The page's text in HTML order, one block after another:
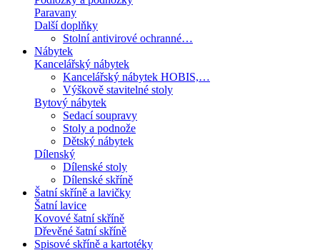
Paravany
Další doplňky
Stolní antivirové ochranné…
Nábytek
Kancelářský nábytek
Kancelářský nábytek HOBIS,…
Výškově stavitelné stoly
Bytový nábytek
Sedací soupravy
Stoly a podnože
Dětský nábytek
Dílenský
Dílenské stoly
Dílenské skříně
Šatní skříně a lavičky
Šatní lavice
Kovové šatní skříně
Dřevěné šatní skříně
Spisové skříně a kartotéky